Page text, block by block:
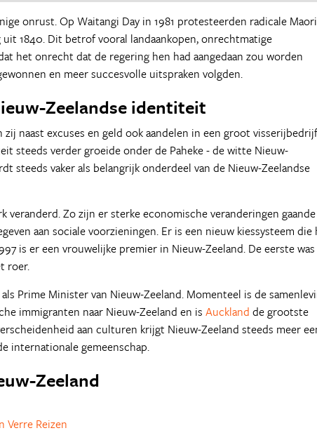
onrust. Op Waitangi Day in 1981 protesteerden radicale
1840. Dit betrof vooral landaankopen, onrechtmatige
het onrecht dat de regering hen had aangedaan zou worden
en meer succesvolle uitspraken volgden.
Zeelandse identiteit
naast excuses en geld ook aandelen in een groot
steeds verder groeide onder de Paheke - de witte Nieuw-
steeds vaker als belangrijk onderdeel van de Nieuw-Zeelandse
veranderd. Zo zijn er sterke economische veranderingen
aan sociale voorzieningen. Er is een nieuw kiessysteem die
is er een vrouwelijke premier in Nieuw-Zeeland. De eerste was
roer.
Prime Minister van Nieuw-Zeeland. Momenteel is de
immigranten naar Nieuw-Zeeland en is Auckland de grootste
aan culturen krijgt Nieuw-Zeeland steeds meer
internationale gemeenschap.
Zeeland
Verre Reizen